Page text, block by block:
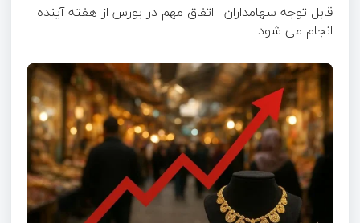
قابل توجه سهامداران | اتفاق مهم در بورس از هفته آینده
انجام می شود